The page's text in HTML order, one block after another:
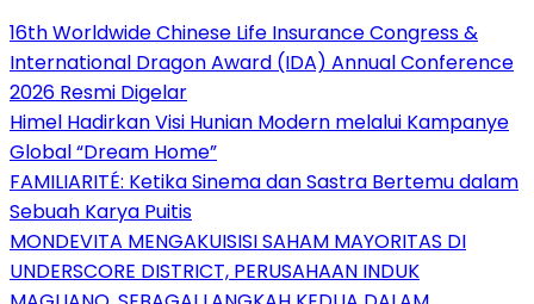
16th Worldwide Chinese Life Insurance Congress &
International Dragon Award (IDA) Annual Conference
2026 Resmi Digelar
Himel Hadirkan Visi Hunian Modern melalui Kampanye
Global “Dream Home”
FAMILIARITÉ: Ketika Sinema dan Sastra Bertemu dalam
Sebuah Karya Puitis
MONDEVITA MENGAKUISISI SAHAM MAYORITAS DI
UNDERSCORE DISTRICT, PERUSAHAAN INDUK